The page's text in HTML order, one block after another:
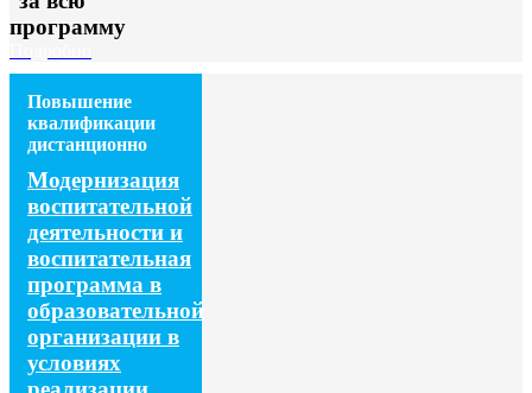
программу
Повышение
квалификации
дистанционно
Модернизация
воспитательной
деятельности и
воспитательная
программа в
образовательной
организации в
условиях